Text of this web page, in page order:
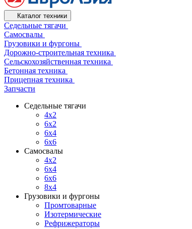
Каталог техники
Седельные тягачи
Самосвалы
Грузовики и фургоны
Дорожно-строительная техника
Сельскохозяйственная техника
Бетонная техника
Прицепная техника
Запчасти
Седельные тягачи
4x2
6x2
6x4
6x6
Самосвалы
4x2
6x4
6x6
8x4
Грузовики и фургоны
Промтоварные
Изотермические
Рефрижераторы